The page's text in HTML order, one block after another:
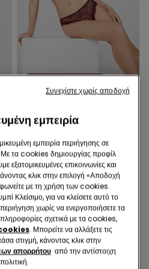
Ανακυκλωμένη Δαντέλα
Σουτιέν Super Push-Up
Δαντέλα
18,99 €
εμπειρία
εμπειρία περιήγησης σε
Με τα cookies δημιουργίας προφίλ
εξατομικευμένες επικοινωνίες και
κλικ στην επιλογή «Αποδοχή
με τη χρήση των cookies.
Κλείσιμο, για να κλείσετε αυτό το
χωρίς να ενεργοποιήσετε τα
σχετικά με τα cookies,
cookies. Μπορείτε να αλλάξετε τις
στιγμή, κάνοντας κλικ στην
απορρήτου από την αντίστοιχη
πολιτική.
Συνεχίστε χωρίς αποδοχή